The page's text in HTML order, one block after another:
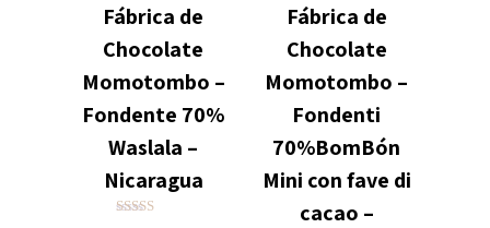
Fábrica de
Chocolate
Momotombo –
Fondente 70%
Waslala –
Nicaragua
Fábrica de
Chocolate
Momotombo –
Fondenti
70%BomBón
Mini con fave di
cacao –